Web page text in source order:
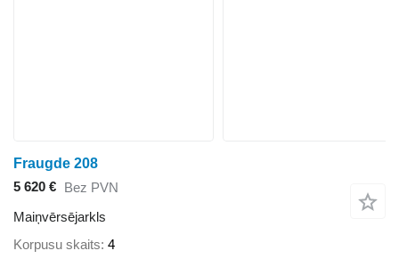
Fraugde 208
5 620 € Bez PVN
Maiņvērsējarkls
Korpusu skaits 4